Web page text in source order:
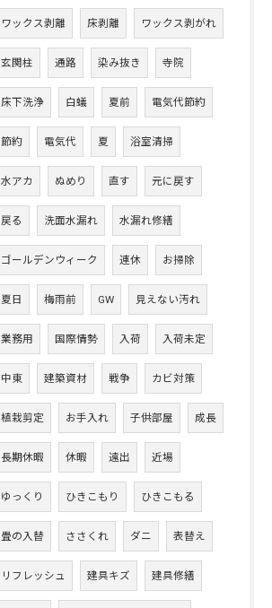
ワックス剥離 床剥離 ワックス剥がれ
玄関柱 通路 染み抜き 寺院
床下洗浄 白蟻 夏前 電気代節約
節約 電気代 夏 浴室清掃
水アカ ぬめり 直す 元に戻す
戻る 洗面水漏れ 水漏れ修繕
ゴールデンウィーク 連休 お掃除
夏日 梅雨前 GW 見えない汚れ
業務用 国際情勢 入荷 入荷未定
中東 建築資材 戦争 カビ対策
植栽剪定 お手入れ 子供部屋 成長
長期休暇 休暇 遠出 近場
ゆっくり ひきこもり ひきこもる
畳の入替 ささくれ ダニ 表替え
リフレッシュ 建具キズ 建具修繕